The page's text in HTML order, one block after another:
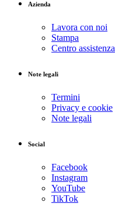
Azienda
Lavora con noi
Stampa
Centro assistenza
Note legali
Termini
Privacy e cookie
Note legali
Social
Facebook
Instagram
YouTube
TikTok